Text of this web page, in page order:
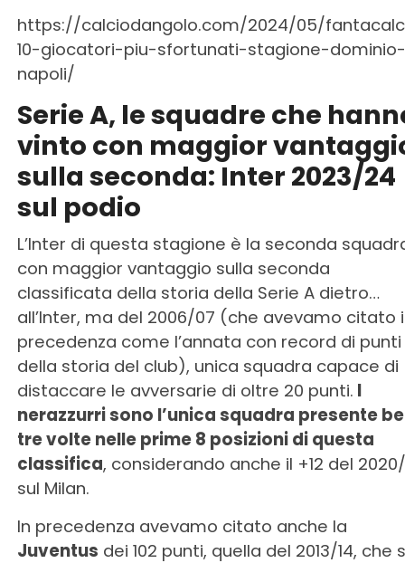
https://calciodangolo.com/2024/05/
10-giocatori-piu-sfortunati-stagione-dominio-
napoli/
Serie A, le squadre che
vinto con maggior
sulla seconda: Inter 2023/24
sul podio
L’Inter di questa stagione è la seconda
con maggior vantaggio sulla seconda
classificata della storia della Serie A dietro…
all’Inter, ma del 2006/07 (che avevamo citato
precedenza come l’annata con record di punti
della storia del club), unica squadra capace di
distaccare le avversarie di oltre 20 punti. I
nerazzurri sono l’unica squadra presente
tre volte nelle prime 8 posizioni di questa
classifica, considerando anche il +12 del 2020/
sul Milan.
In precedenza avevamo citato anche la
Juventus dei 102 punti, quella del 2013/14, che